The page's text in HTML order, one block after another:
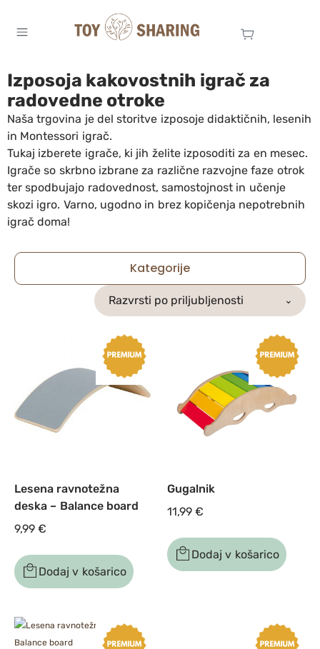
Izposoja kakovostnih igrač za
radovedne otroke
Naša trgovina je del storitve izposoje didaktičnih, lesenih
in Montessori igrač.
Tukaj izberete igrače, ki jih želite izposoditi za en mesec.
Igrače so skrbno izbrane za različne razvojne faze otrok
ter spodbujajo radovednost, samostojnost in učenje
skozi igro. Varno, ugodno in brez kopičenja nepotrebnih
igrač doma!
Kategorije
Lesena ravnotežna
deska – Balance board
9,99€
Dodaj v košarico
Gugalnik
11,99€
Dodaj v košarico